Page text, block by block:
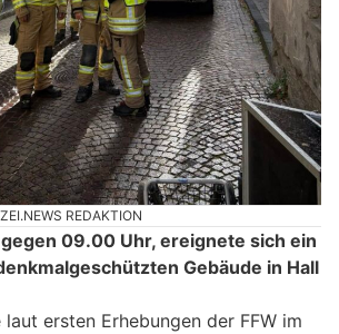
REDAKTION
09.00 Uhr, ereignete sich ein
Gebäude in Hall
ersten Erhebungen der FFW im